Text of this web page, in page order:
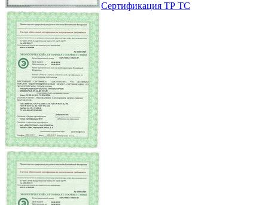
Сертификация ТР ТС